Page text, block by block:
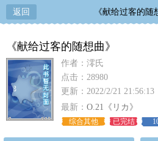
返回 《献给过客的随
《献给过客的随想曲》
作者：澪氏
点击：28980
更新：2022/2/21 21:56:13
最新： O.21《リカ》
综合其他 已完结